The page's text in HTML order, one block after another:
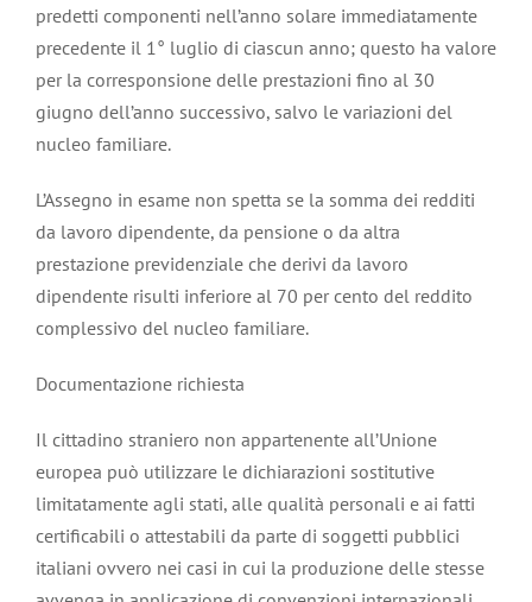
predetti componenti nell’anno solare immediatamente
precedente il 1° luglio di ciascun anno; questo ha valore
per la corresponsione delle prestazioni fino al 30
giugno dell’anno successivo, salvo le variazioni del
nucleo familiare.
L’Assegno in esame non spetta se la somma dei redditi
da lavoro dipendente, da pensione o da altra
prestazione previdenziale che derivi da lavoro
dipendente risulti inferiore al 70 per cento del reddito
complessivo del nucleo familiare.
Documentazione richiesta
Il cittadino straniero non appartenente all’Unione
europea può utilizzare le dichiarazioni sostitutive
limitatamente agli stati, alle qualità personali e ai fatti
certificabili o attestabili da parte di soggetti pubblici
italiani ovvero nei casi in cui la produzione delle stesse